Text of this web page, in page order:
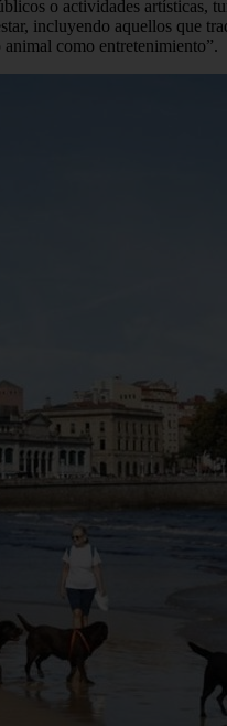
o actividades
incluyendo aquellos que
como entretenimiento”.